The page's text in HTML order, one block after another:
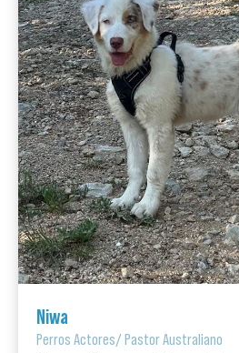
Niwa
Perros Actores/Pastor Australiano